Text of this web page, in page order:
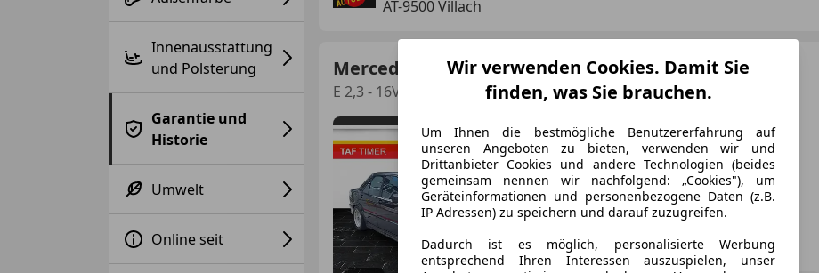
Innenausstattung
und Polsterung
Garantie und
Historie
Umwelt
Online seit
AT-9500 Villach
Mercedes-Benz 190
E 2,3 - 16V 2-Besitz
€ 54 990
Wir verwenden Cookies. Damit Sie
finden, was Sie brauchen.
Um Ihnen die bestmögliche Benutzererfahrung auf
unseren Angeboten zu bieten, verwenden wir und
Drittanbieter Cookies und andere Technologien (beides
gemeinsam nennen wir nachfolgend: „Cookies"), um
Geräteinformationen und personenbezogene Daten (z.B.
IP Adressen) zu speichern und darauf zuzugreifen.
Dadurch ist es möglich, personalisierte Werbung
entsprechend Ihren Interessen auszuspielen, unser